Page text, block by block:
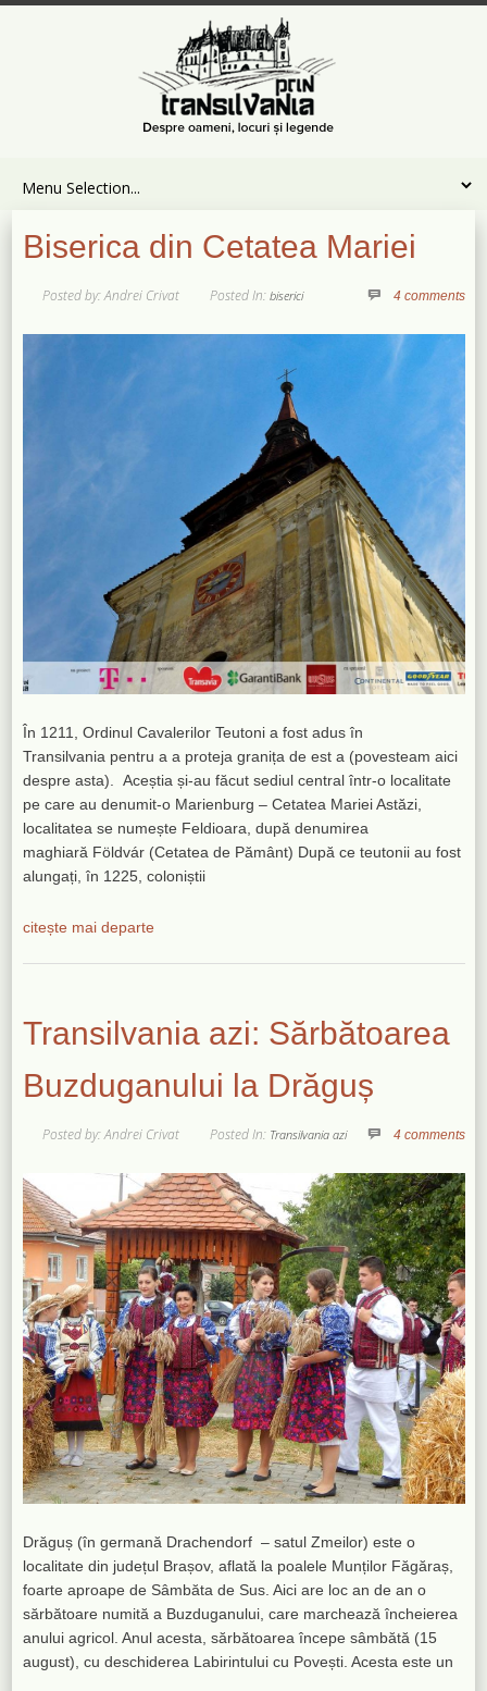
Biserica din Cetatea Mariei
Posted by: Andrei Crivat Posted In:biserici 4 comments
În 1211, Ordinul Cavalerilor Teutoni a fost adus în
Transilvania pentru a a proteja granița de est a (povesteam aici
despre asta). Aceștia și-au făcut sediul central într-o localitate
pe care au denumit-o Marienburg – Cetatea Mariei Astăzi,
localitatea se numește Feldioara, după denumirea
maghiară Földvár (Cetatea de Pământ) După ce teutonii au fost
alungați, în 1225, coloniștii
citește mai departe
Transilvania azi: Sărbătoarea
Buzduganului la Drăguș
Posted by: Andrei Crivat Posted In: Transilvania azi 4 comments
Drăguș (în germană Drachendorf – satul Zmeilor) este o
localitate din județul Brașov, aflată la poalele Munților Făgăraș,
foarte aproape de Sâmbăta de Sus. Aici are loc an de an o
sărbătoare numită a Buzduganului, care marchează încheierea
anului agricol. Anul acesta, sărbătoarea începe sâmbătă (15
august), cu deschiderea Labirintului cu Povești. Acesta este un